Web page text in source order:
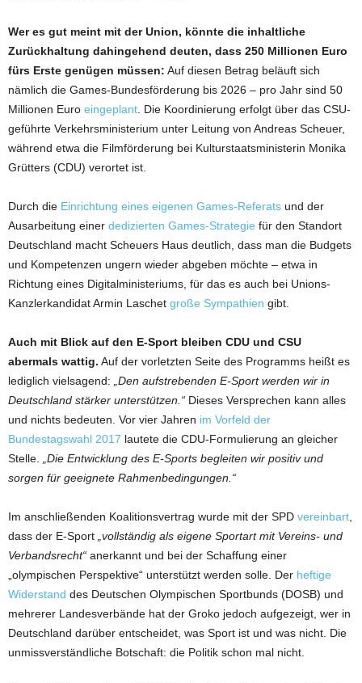
Wer es gut meint mit der Union, könnte die inhaltliche
Zurückhaltung dahingehend deuten, dass 250 Millionen Euro
fürs Erste genügen müssen: Auf diesen Betrag beläuft sich
nämlich die Games-Bundesförderung bis 2026 – pro Jahr sind 50
Millionen Euro eingeplant . Die Koordinierung erfolgt über das CSU-
geführte Verkehrsministerium unter Leitung von Andreas Scheuer,
während etwa die Filmförderung bei Kulturstaatsministerin Monika
Grütters (CDU) verortet ist.
Durch die Einrichtung eines eigenen Games-Referats und der
Ausarbeitung einer dedizierten Games-Strategie für den Standort
Deutschland macht Scheuers Haus deutlich, dass man die Budgets
und Kompetenzen ungern wieder abgeben möchte – etwa in
Richtung eines Digitalministeriums, für das es auch bei Unions-
Kanzlerkandidat Armin Laschet große Sympathien gibt.
Auch mit Blick auf den E-Sport bleiben CDU und CSU
abermals wattig. Auf der vorletzten Seite des Programms heißt es
lediglich vielsagend: „Den aufstrebenden E-Sport werden wir in
Deutschland stärker unterstützen.“ Dieses Versprechen kann alles
und nichts bedeuten. Vor vier Jahren im Vorfeld der
Bundestagswahl 2017 lautete die CDU-Formulierung an gleicher
Stelle.
„Die Entwicklung des E-Sports begleiten wir positiv und
sorgen für geeignete Rahmenbedingungen.“
Im anschließenden Koalitionsvertrag wurde mit der SPD vereinbart
dass der E-Sport „vollständig als eigene Sportart mit Vereins- und
Verbandsrecht“ anerkannt und bei der Schaffung einer
„olympischen Perspektive“ unterstützt werden solle. Der heftige
Widerstand des Deutschen Olympischen Sportbunds (DOSB) und
mehrerer Landesverbände hat der Groko jedoch aufgezeigt, wer in
Deutschland darüber entscheidet, was Sport ist und was nicht. Die
unmissverständliche Botschaft: die Politik schon mal nicht.